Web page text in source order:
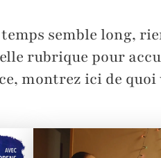
semble long,
rubrique pour
montrez ici de quoi